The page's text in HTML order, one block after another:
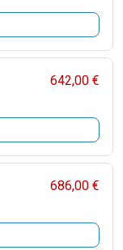
642,00 €
686,00 €